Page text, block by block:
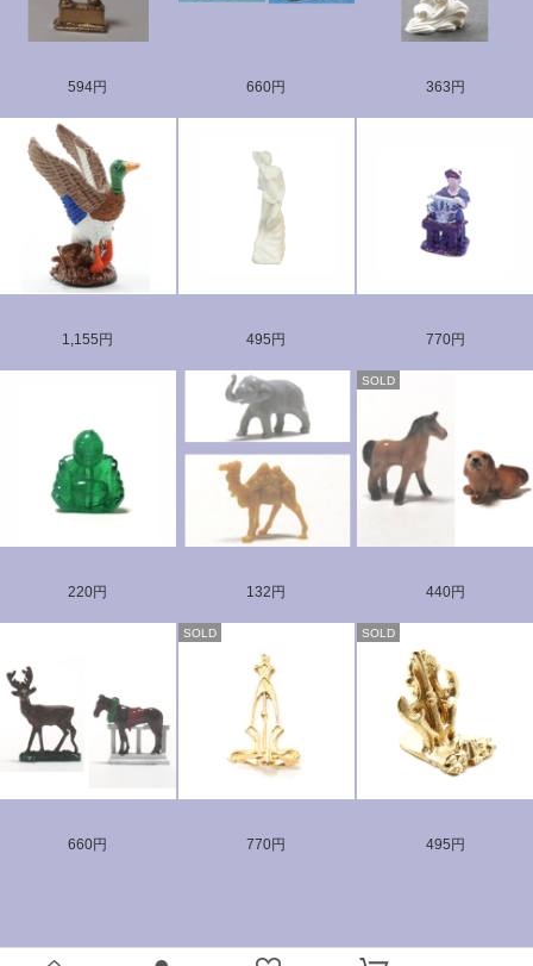
594円 660円 363円
1,155円 495円 770円
220円 132円
SOLD
440円
660円
SOLD
770円
SOLD
495円